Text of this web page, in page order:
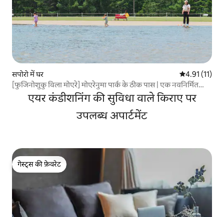
सपोरो में घर औसत रेटिंग 5 में
4.91 (11)
[फुजिनोशुकु विला मोएरे] मोएरेनुमा पार्क के ठीक पास | एक नवनिर्मित
इमारत जिसे आप अपने पालतू कुत्ते के साथ किराए पर ले सकते हैं
एयर कंडीशनिंग की सुविधा वाले किराए पर
उपलब्ध अपार्टमेंट
गेस्ट्स की फ़ेवरेट
गेस्ट्स की फ़ेवरेट